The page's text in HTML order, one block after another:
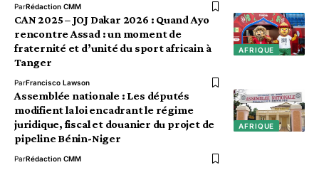
ParRédaction CMM
AFRIQUE
CAN 2025 – JOJ Dakar 2026 : Quand Ayo
rencontre Assad : un moment de
fraternité et d’unité du sport africain à
Tanger
ParFrancisco Lawson
AFRIQUE
Assemblée nationale : Les députés
modifient la loi encadrant le régime
juridique, fiscal et douanier du projet de
pipeline Bénin-Niger
ParRédaction CMM